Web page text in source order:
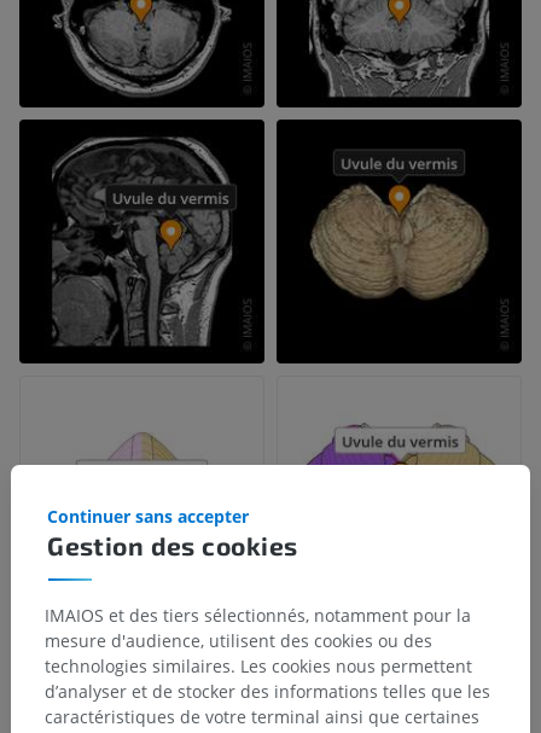
Gestion des cookies
Continuer sans accepter
IMAIOS et des tiers sélectionnés, notamment pour la
mesure d'audience, utilisent des cookies ou des
technologies similaires. Les cookies nous permettent
d’analyser et de stocker des informations telles que les
caractéristiques de votre terminal ainsi que certaines